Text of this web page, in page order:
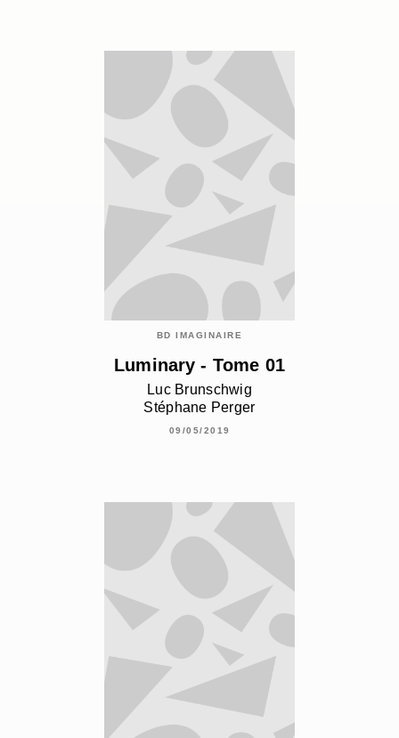
BD IMAGINAIRE
Luminary - Tome 01
Luc Brunschwig
Stéphane Perger
09/05/2019